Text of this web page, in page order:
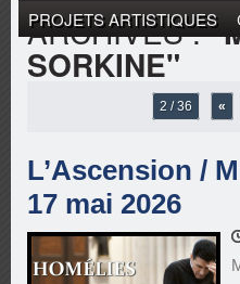
PROJETS ARTISTIQUES
ARCHIVES :
SORKINE"
2 / 36 «
L’Ascension /
17 mai 2026